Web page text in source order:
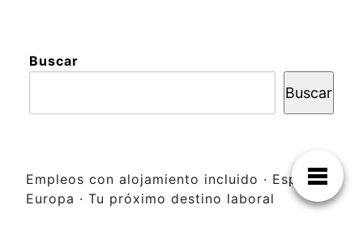
Buscar
Buscar
Empleos con alojamiento incluido · España y
Europa · Tu próximo destino laboral